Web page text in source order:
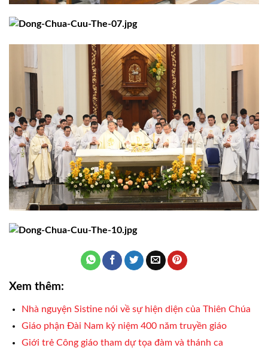
Xem thêm:
Nhà nguyện Sistine nói về sự hiện diện của Thiên Chúa
Giáo phận Đài Nam kỷ niệm 400 năm truyền giáo
Giới trẻ Công giáo tham dự tọa đàm và thánh ca